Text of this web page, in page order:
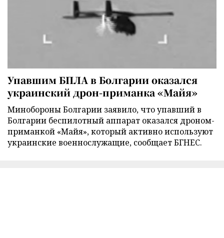
Упавшим БПЛА в Болгарии оказался
украинский дрон-приманка «Майя»
Минобороны Болгарии заявило, что упавший в
Болгарии беспилотный аппарат оказался дроном-
приманкой «Майя», который активно используют
украинские военнослужащие, сообщает БГНЕС.